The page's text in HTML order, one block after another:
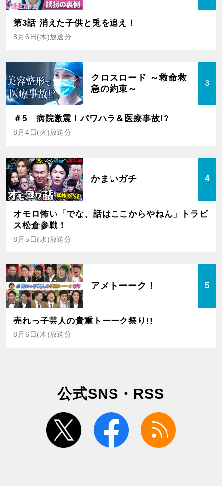
第3話 消えた子供と兎を追え！
8月6日(木)放送分
クロスロード ～救命救
急の約束～
3
＃5 病院激震！パワハラ＆医療事故!?
8月4日(火)放送分
かまいガチ 4
オモロ怖い「でな、話はここからやねん」トラビ
ス松倉参戦！
8月5日(水)放送分
アメトーーク！ 5
売れっ子芸人の貴重トーーク祭り!!
8月6日(木)放送分
公式SNS・RSS
twitter facebook